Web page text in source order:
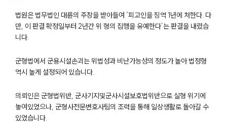
법원은 법무법인 대륜의 주장을 받아들여 ‘피고인을 징역 1년에 처한다. 다
만, 이 판결 확정일부터 2년간 위 형의 집행을 유예한다’는 판결을 내렸습
니다.
군형법에서 군용시설손괴는 위법성과 비난가능성의 정도가 높아 법정형
역시 높게 설정되어 있습니다.
의뢰인은 군형법위반, 군사기지및군사시설보호법위반으로 실형 위기에
놓여있었으나, 군형사전문변호사팀의 조력을 통해 일상생활로 돌아갈 수
있었습니다.